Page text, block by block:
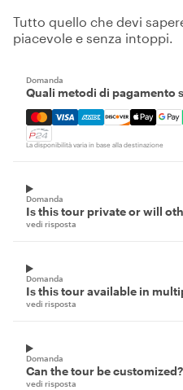
Tutto quello che devi
piacevole e senza intoppi.
Domanda
Quali metodi di pagamento
Mastercard, Visa, Amex,
La disponibilità varia in base alla destinazione
Domanda
Is this tour private or will
vedi risposta
Domanda
Is this tour available in
vedi risposta
Domanda
Can the tour be customized?
vedi risposta